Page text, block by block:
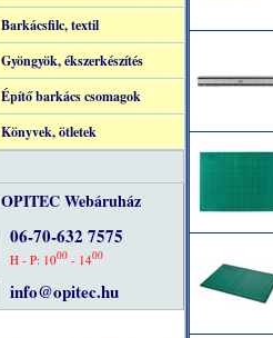
Barkácsfilc, textil
Gyöngyök, ékszerkészítés
Építő barkács csomagok
Könyvek, ötletek
OPITEC Webáruház
06-70-632 7575
H - P: 1000 - 1400
info@opitec.hu